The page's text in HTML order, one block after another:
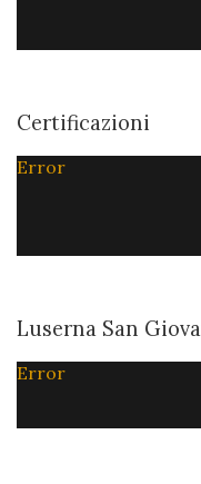
Certificazioni
Error
Luserna San
Error